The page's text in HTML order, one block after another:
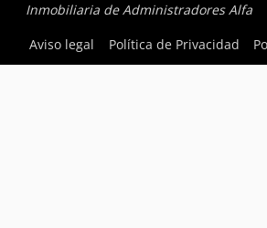
Inmobiliaria de Administradores Alfa
Aviso legal
Política de Privacidad